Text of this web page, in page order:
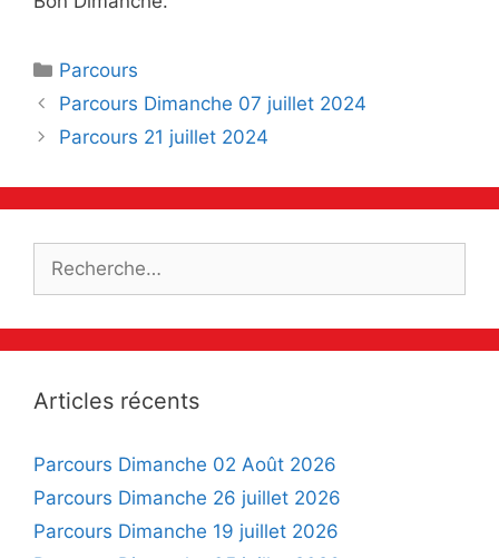
Catégories
Parcours
Navigation
des
Parcours Dimanche 07 juillet 2024
Parcours 21 juillet 2024
Rechercher :
Articles récents
Parcours Dimanche 02 Août 2026
Parcours Dimanche 26 juillet 2026
Parcours Dimanche 19 juillet 2026